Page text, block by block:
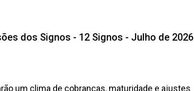
dos Signos - 12 Signos - Julho de 2026
um clima de cobranças, maturidade e ajustes